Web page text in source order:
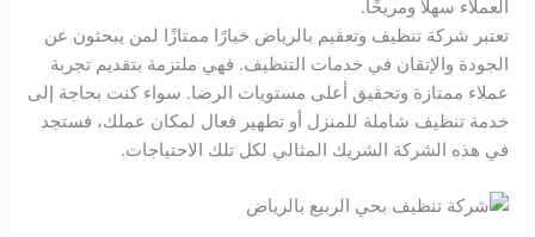
العملاء سهلاً ومريحًا.
تعتبر شركة تنظيف وتعقيم بالرياض خيارًا ممتازًا لمن يبحثون عن
الجودة والإتقان في خدمات التنظيف. فهي ملتزمة بتقديم تجربة
عملاء ممتازة وتحقيق أعلى مستويات الرضا. سواء كنت بحاجة إلى
خدمة تنظيف شاملة للمنزل أو تطهير فعال لمكان عملك، فستجد
في هذه الشركة الشريك المثالي لكل تلك الاحتياجات.